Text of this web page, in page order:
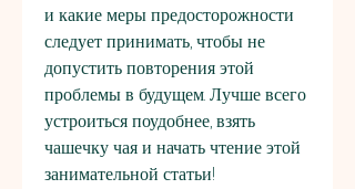
и какие меры предосторожности
следует принимать, чтобы не
допустить повторения этой
проблемы в будущем. Лучше всего
устроиться поудобнее, взять
чашечку чая и начать чтение этой
занимательной статьи!